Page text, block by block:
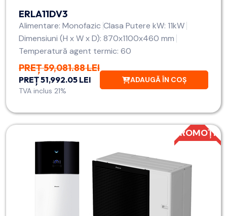
ERLA11DV3
Alimentare: Monofazic Clasa Putere kW: 11kW
Dimensiuni (H x W x D): 870x1100x460 mm
Temperatură agent termic: 60
PREȚ 59,081.88 LEI
PREȚ 51,992.05 LEI
TVA inclus 21%
ADAUGĂ ÎN COȘ
PROMOȚIE